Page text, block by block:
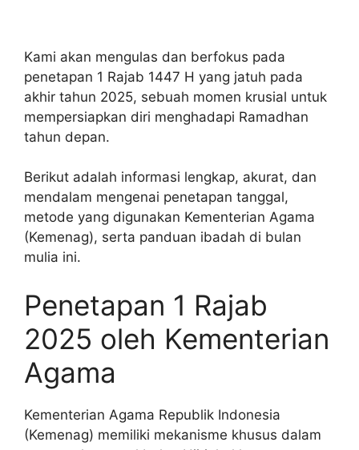
Kami akan mengulas dan berfokus pada
penetapan 1 Rajab 1447 H yang jatuh pada
akhir tahun 2025, sebuah momen krusial untuk
mempersiapkan diri menghadapi Ramadhan
tahun depan.
Berikut adalah informasi lengkap, akurat, dan
mendalam mengenai penetapan tanggal,
metode yang digunakan Kementerian Agama
(Kemenag), serta panduan ibadah di bulan
mulia ini.
Penetapan 1 Rajab
2025 oleh Kementerian
Agama
Kementerian Agama Republik Indonesia
(Kemenag) memiliki mekanisme khusus dalam